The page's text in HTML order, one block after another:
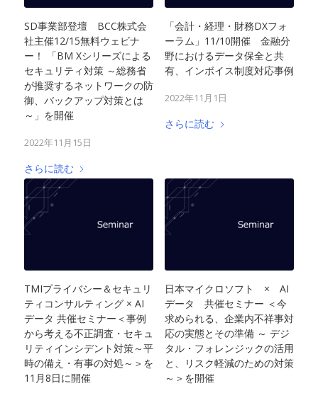
SD事業部登壇 BCC株式会
社主催12/15無料ウェビナ
ー！ 「BM Xシリーズによる
セキュリティ対策 ～総務省
が推奨するネットワークの防
御、バックアップ対策とは
～」を開催
2022年11月15日
さらに読む
「会計・経理・財務DXフォ
ーラム」11/10開催 金融分
野におけるデータ保全と共
有、インボイス制度対応事例
2022年11月1日
さらに読む
TMIプライバシー＆セキュリ
ティコンサルティング × AI
データ 共催セミナー＜事例
から考える不正調査・セキュ
リティインシデント対策～平
時の備え・有事の対処～＞を
11月8日に開催
日本マイクロソフト × AI
データ 共催セミナー ＜今
求められる、企業内不祥事対
応の実態とその準備 ～ デジ
タル・フォレンジックの活用
と、リスク軽減のための対策
～＞を開催